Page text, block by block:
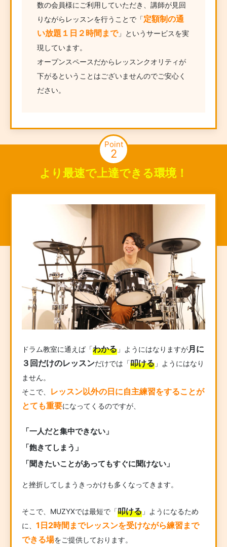
数の会員様にご利用していただき、講師が見回
りながらレッスンを行うことで「定額制の通
い放題１日２時間まで」というサービスを実
現しています。
オープンスペースだからレッスンクオリティが
下がるということはございませんのでご安心く
ださい。
Point
2
より最速で上達できる環境！
ドラム教室に通えば「わかる」ようにはなりますが月に
３回だけのレッスンだけでは「叩ける」ようにはなり
ません。
そこで、
レッスン以外の日に自主練習をすることが
とても重要になってくるのですが、
「一人だと集中できない」
「飽きてしまう」
「聞きたいことがあってもすぐに聞けない」
と挫折してしまうきっかけも多くなってきます。
そこで、MUZYXでは最短で「叩ける」ようになるため
に、 1日2時間までレッスンを受けながら練習まで
できる場をご提供しております。